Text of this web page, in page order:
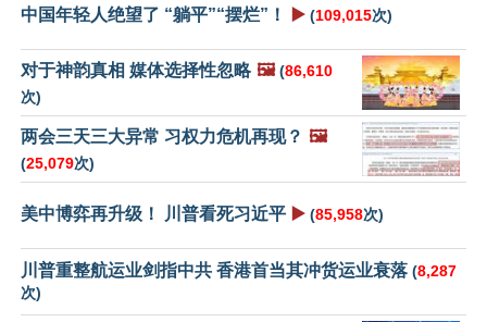
中国年轻人绝望了 “躺平”“摆烂”！ ▶️ (109,015次)
对于神韵真相 媒体选择性忽略 🖼️ (86,610
次)
两会三天三大异常 习权力危机再现？ 🖼️
(25,079次)
美中博弈再升级！ 川普看死习近平 ▶️ (85,958次)
川普重整航运业剑指中共 香港首当其冲货运业衰落 (8,287
次)